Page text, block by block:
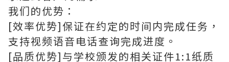
我们的优势：
[效率优势]保证在约定的时间内完成任务，
支持视频语音电话查询完成进度。
[品质优势]与学校颁发的相关证件1:1纸质